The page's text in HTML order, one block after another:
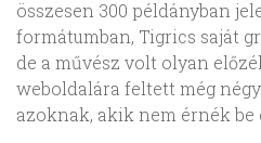
összesen 300 példányban
formátumban, Tigrics saját
de a művész volt olyan
weboldalára feltett még
azoknak, akik nem érnék be